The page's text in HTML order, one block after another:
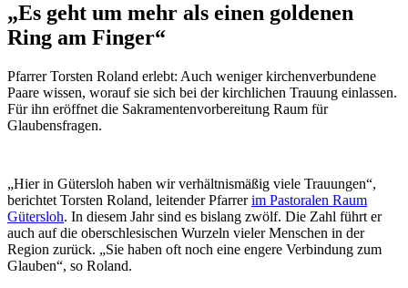
„Es geht um mehr als einen goldenen
Ring am Finger“
Pfarrer Torsten Roland erlebt: Auch weniger kirchenverbundene
Paare wissen, worauf sie sich bei der kirchlichen Trauung einlassen.
Für ihn eröffnet die Sakramentenvorbereitung Raum für
Glaubensfragen.
„Hier in Gütersloh haben wir verhältnismäßig viele Trauungen“,
berichtet Torsten Roland, leitender Pfarrerim Pastoralen Raum
Gütersloh. In diesem Jahr sind es bislang zwölf. Die Zahl führt er
auch auf die oberschlesischen Wurzeln vieler Menschen in der
Region zurück. „Sie haben oft noch eine engere Verbindung zum
Glauben“, so Roland.